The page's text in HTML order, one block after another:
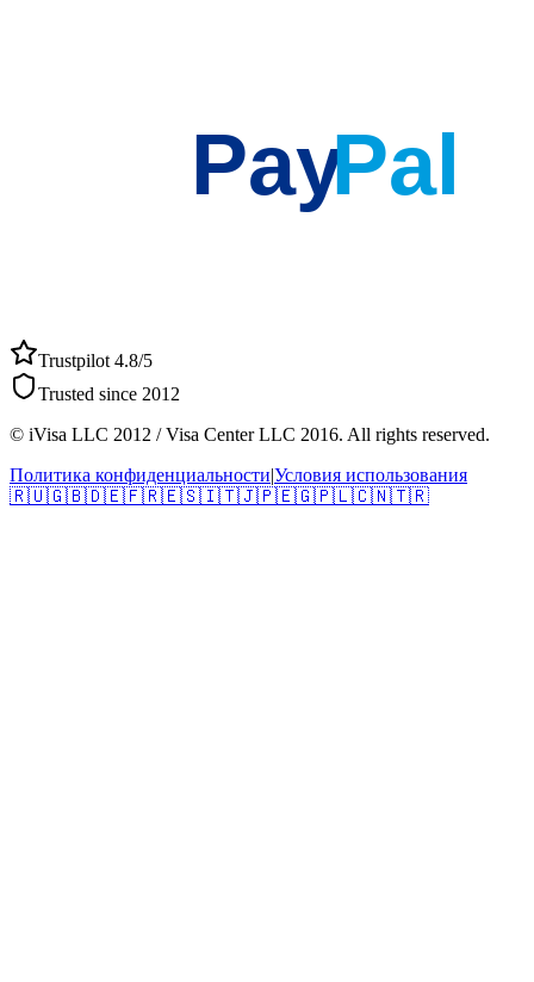
PayPal
Trustpilot 4.8/5
Trusted since 2012
© iVisa LLC 2012 / Visa Center LLC 2016. All rights reserved.
Политика конфиденциальности|Условия использования
🇷🇺🇬🇧🇩🇪🇫🇷🇪🇸🇮🇹🇯🇵🇪🇬🇵🇱🇨🇳🇹🇷